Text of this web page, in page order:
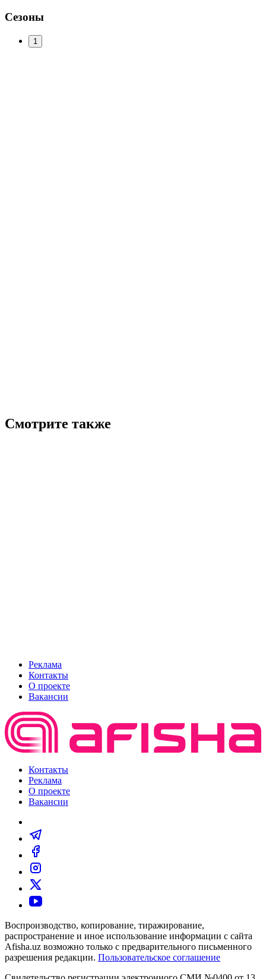
Сезоны
1
Смотрите также
Реклама
Контакты
О проекте
Вакансии
Контакты
Реклама
О проекте
Вакансии
Воспроизводство, копирование, тиражирование,
распространение и иное использование информации с сайта
Afisha.uz возможно только с предварительного письменного
разрешения редакции. Пользовательское соглашение